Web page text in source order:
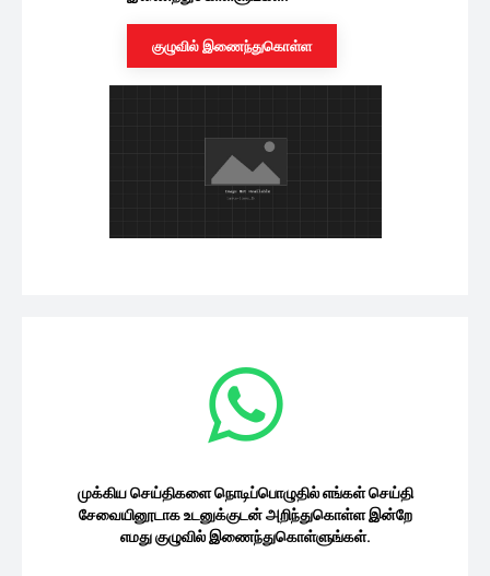
குழுவில் இணைந்துகொள்ள
முக்கிய செய்திகளை நொடிப்பொழுதில் எங்கள் செய்தி
சேவையினூடாக உடனுக்குடன் அறிந்துகொள்ள இன்றே
எமது குழுவில் இணைந்துகொள்ளுங்கள்.